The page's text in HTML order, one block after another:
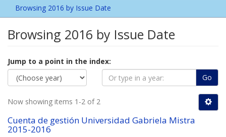
Browsing 2016 by Issue Date
Browsing 2016 by Issue Date
Jump to a point in the index:
Go
Now showing items 1-2 of 2
Cuenta de gestión Universidad Gabriela Mistra
2015-2016